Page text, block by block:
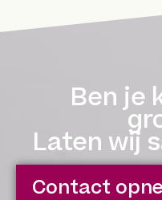
Ben je
Laten wij
Contact